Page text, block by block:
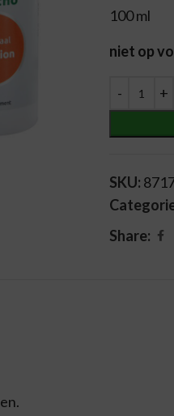
100 ml
niet op
SKU:
Share: